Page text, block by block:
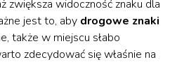
zwiększa widoczność znaku dla
jest to, aby drogowe znaki
także w miejscu słabo
zdecydować się właśnie na